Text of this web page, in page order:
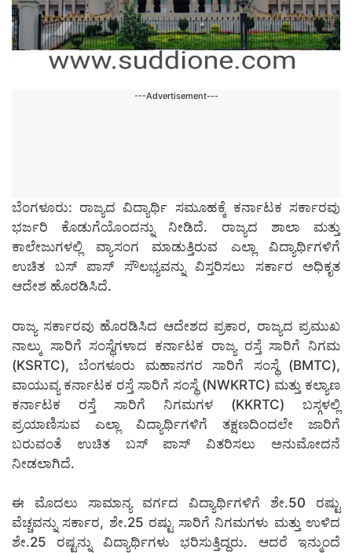
---Advertisement---
ಬೆಂಗಳೂರು: ರಾಜ್ಯದ ವಿದ್ಯಾರ್ಥಿ ಸಮೂಹಕ್ಕೆ ಕರ್ನಾಟಕ ಸರ್ಕಾರವು
ಭರ್ಜರಿ ಕೊಡುಗೆಯೊಂದನ್ನು ನೀಡಿದೆ. ರಾಜ್ಯದ ಶಾಲಾ ಮತ್ತು
ಕಾಲೇಜುಗಳಲ್ಲಿ ವ್ಯಾಸಂಗ ಮಾಡುತ್ತಿರುವ ಎಲ್ಲಾ ವಿದ್ಯಾರ್ಥಿಗಳಿಗೆ
ಉಚಿತ ಬಸ್ ಪಾಸ್ ಸೌಲಭ್ಯವನ್ನು ವಿಸ್ತರಿಸಲು ಸರ್ಕಾರ ಅಧಿಕೃತ
ಆದೇಶ ಹೊರಡಿಸಿದೆ.
ರಾಜ್ಯ ಸರ್ಕಾರವು ಹೊರಡಿಸಿದ ಆದೇಶದ ಪ್ರಕಾರ, ರಾಜ್ಯದ ಪ್ರಮುಖ
ನಾಲ್ಕು ಸಾರಿಗೆ ಸಂಸ್ಥೆಗಳಾದ ಕರ್ನಾಟಕ ರಾಜ್ಯ ರಸ್ತೆ ಸಾರಿಗೆ ನಿಗಮ
(KSRTC), ಬೆಂಗಳೂರು ಮಹಾನಗರ ಸಾರಿಗೆ ಸಂಸ್ಥೆ (BMTC),
ವಾಯುವ್ಯ ಕರ್ನಾಟಕ ರಸ್ತೆ ಸಾರಿಗೆ ಸಂಸ್ಥೆ (NWKRTC) ಮತ್ತು ಕಲ್ಯಾಣ
ಕರ್ನಾಟಕ ರಸ್ತೆ ಸಾರಿಗೆ ನಿಗಮಗಳ (KKRTC) ಬಸ್ಗಳಲ್ಲಿ
ಪ್ರಯಾಣಿಸುವ ಎಲ್ಲಾ ವಿದ್ಯಾರ್ಥಿಗಳಿಗೆ ತಕ್ಷಣದಿಂದಲೇ ಜಾರಿಗೆ
ಬರುವಂತೆ ಉಚಿತ ಬಸ್ ಪಾಸ್ ವಿತರಿಸಲು ಅನುಮೋದನೆ
ನೀಡಲಾಗಿದೆ.
ಈ ಮೊದಲು ಸಾಮಾನ್ಯ ವರ್ಗದ ವಿದ್ಯಾರ್ಥಿಗಳಿಗೆ ಶೇ.50 ರಷ್ಟು
ವೆಚ್ಚವನ್ನು ಸರ್ಕಾರ, ಶೇ.25 ರಷ್ಟು ಸಾರಿಗೆ ನಿಗಮಗಳು ಮತ್ತು ಉಳಿದ
ಶೇ.25 ರಷ್ಟನ್ನು ವಿದ್ಯಾರ್ಥಿಗಳು ಭರಿಸುತ್ತಿದ್ದರು. ಆದರೆ ಇನ್ಮುಂದೆ